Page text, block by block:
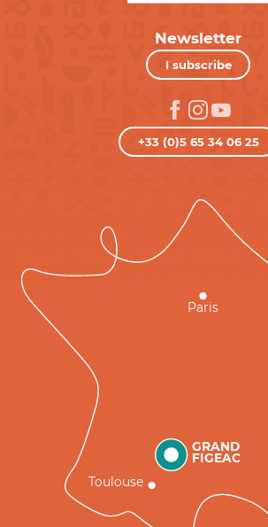
Newsletter
I subscribe
+33 (0)5 65 34 06 25
GRAND
FIGEAC
Toulouse
Paris